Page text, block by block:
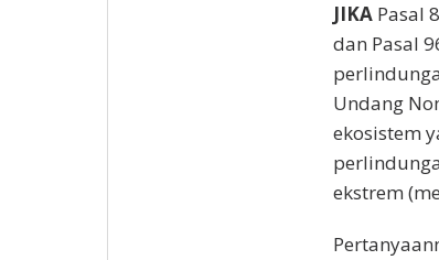
JIKAPasal
dan Pasal
Undang
ekosistem
ekstrem